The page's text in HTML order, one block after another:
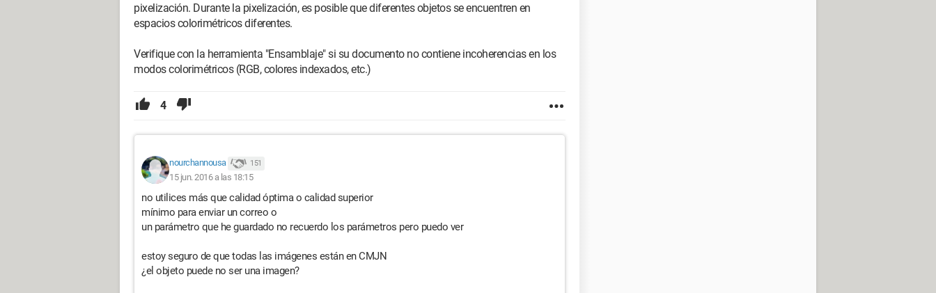
pixelización. Durante la pixelización, es posible que diferentes objetos se encuentren en
espacios colorimétricos diferentes.
Verifique con la herramienta "Ensamblaje" si su documento no contiene incoherencias en los
modos colorimétricos (RGB, colores indexados, etc.)
4
nourchannousa 151
15 jun. 2016 a las 18:15
no utilices más que calidad óptima o calidad superior
mínimo para enviar un correo o
un parámetro que he guardado no recuerdo los parámetros pero puedo ver
estoy seguro de que todas las imágenes están en CMJN
¿el objeto puede no ser una imagen?